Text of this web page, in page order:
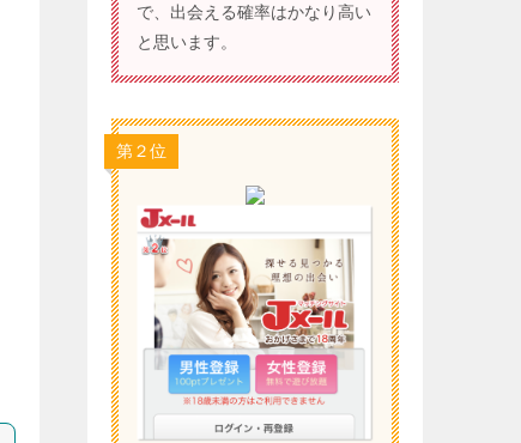
で、出会える確率はかなり高い
と思います。
第２位